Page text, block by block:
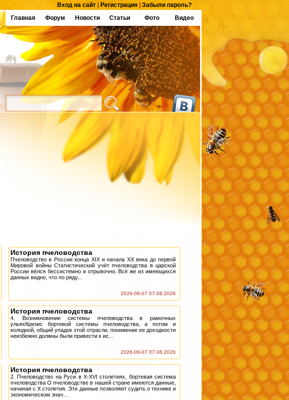
Вход на сайт Регистрация
Забыли пароль?
Главная
Форум Новости Статьи Фото Видео
История пчеловодства
Пчеловодство в России конца XIX и начала XX века до первой
Мировой войны Статистический учёт пчеловодства в царской
России вёлся бессистемно и отрывочно. Всё же из имеющихся
данных видно, что по ряду...
2026-08-07 07.08.2026
История пчеловодства
4. Возникновение системы пчеловодства в рамочных
ульяхКризис бортевой системы пчеловодства, а потом и
колодной, общий упадок этой отрасли, понижение ее доходности
неизбежно должны были привести к ис...
2026-08-07 07.08.2026
История пчеловодства
2. Пчеловодство на Руси в Х-ХVI столетиях, бортевая система
пчеловодства О пчеловодстве в нашей стране имеются данные,
начиная с X столетия. Эти данные позволяют судить о технике и
экономическом знач...